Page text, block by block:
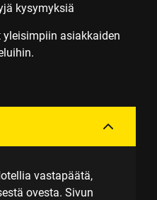
kysymyksiä
asiakkaiden
vastapäätä,
ovesta. Sivun